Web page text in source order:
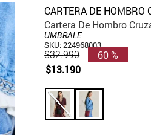
CARTERA DE HOMBRO
Cartera De Hombro
UMBRALE
SKU:224968003
$32.990
$13.190
60 %